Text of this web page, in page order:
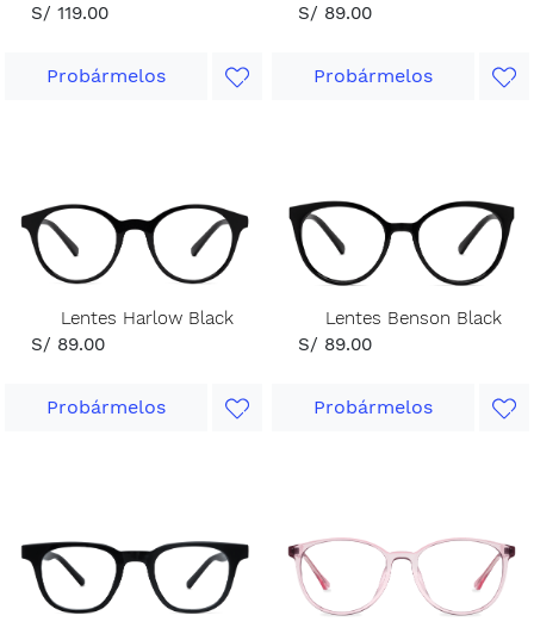
S/ 119.00
Probármelos
S/ 89.00
Probármelos
Lentes Harlow Black
S/ 89.00
Probármelos
Lentes Benson Black
S/ 89.00
Probármelos